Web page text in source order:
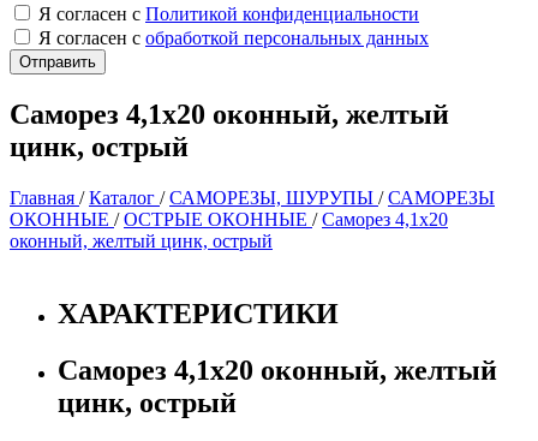
Я согласен с Политикой конфиденциальности
Я согласен с обработкой персональных данных
Саморез 4,1х20 оконный, желтый
цинк, острый
Главная /Каталог /САМОРЕЗЫ, ШУРУПЫ /САМОРЕЗЫ
ОКОННЫЕ /ОСТРЫЕ ОКОННЫЕ /Саморез 4,1х20
оконный, желтый цинк, острый
ХАРАКТЕРИСТИКИ
Саморез 4,1х20 оконный, желтый
цинк, острый